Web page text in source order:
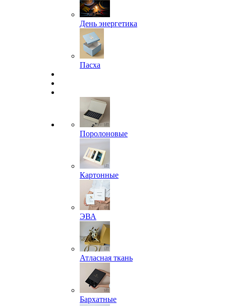
День энергетика
Пасха
Поролоновые
Картонные
ЭВА
Атласная ткань
Бархатные